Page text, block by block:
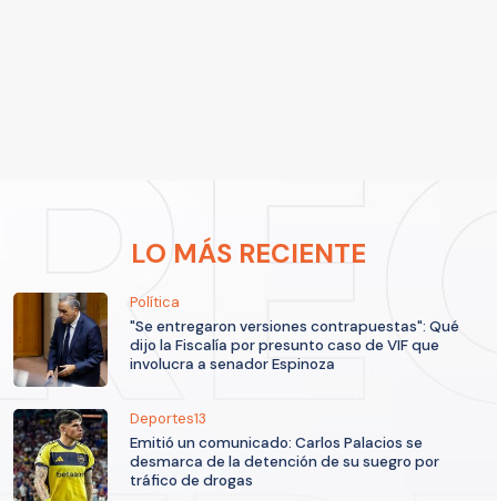
LO MÁS RECIENTE
Política
"Se entregaron versiones contrapuestas": Qué
dijo la Fiscalía por presunto caso de VIF que
involucra a senador Espinoza
Deportes13
Emitió un comunicado: Carlos Palacios se
desmarca de la detención de su suegro por
tráfico de drogas